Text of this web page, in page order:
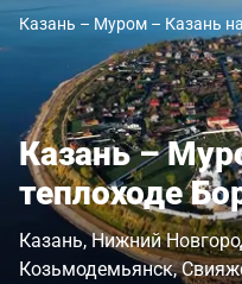
Казань – Муром – Казань
Казань –
теплоходе
Казань Нижний
Козьмодемьянск